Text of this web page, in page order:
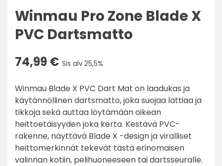
Winmau Pro Zone Blade X
PVC Dartsmatto
74,99€ Sis alv 25,5%
Winmau Blade X PVC Dart Mat on laadukas ja
käytännöllinen dartsmatto, joka suojaa lattiaa ja
tikkoja sekä auttaa löytämään oikean
heittoetäisyyden joka kerta. Kestävä PVC-
rakenne, näyttävä Blade X -design ja viralliset
heittomerkinnät tekevät tästä erinomaisen
valinnan kotiin, pelihuoneeseen tai dartsseuralle.